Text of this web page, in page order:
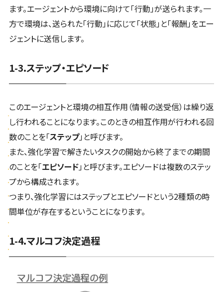
ます。エージェントから環境に向けて「行動」が送られます。一
方で環境は、送られた「行動」に応じて「状態」と「報酬」をエー
ジェントに送信します。
1-3.ステップ・エピソード
このエージェントと環境の相互作用（情報の送受信）は繰り返
し行われることになります。このときの相互作用が行われる回
数のことを「ステップ」と呼びます。
また、強化学習で解きたいタスクの開始から終了までの期間
のことを「エピソード」と呼びます。エピソードは複数のステッ
プから構成されます。
つまり、強化学習にはステップとエピソードという2種類の時
間単位が存在するということになります。
1-4.マルコフ決定過程